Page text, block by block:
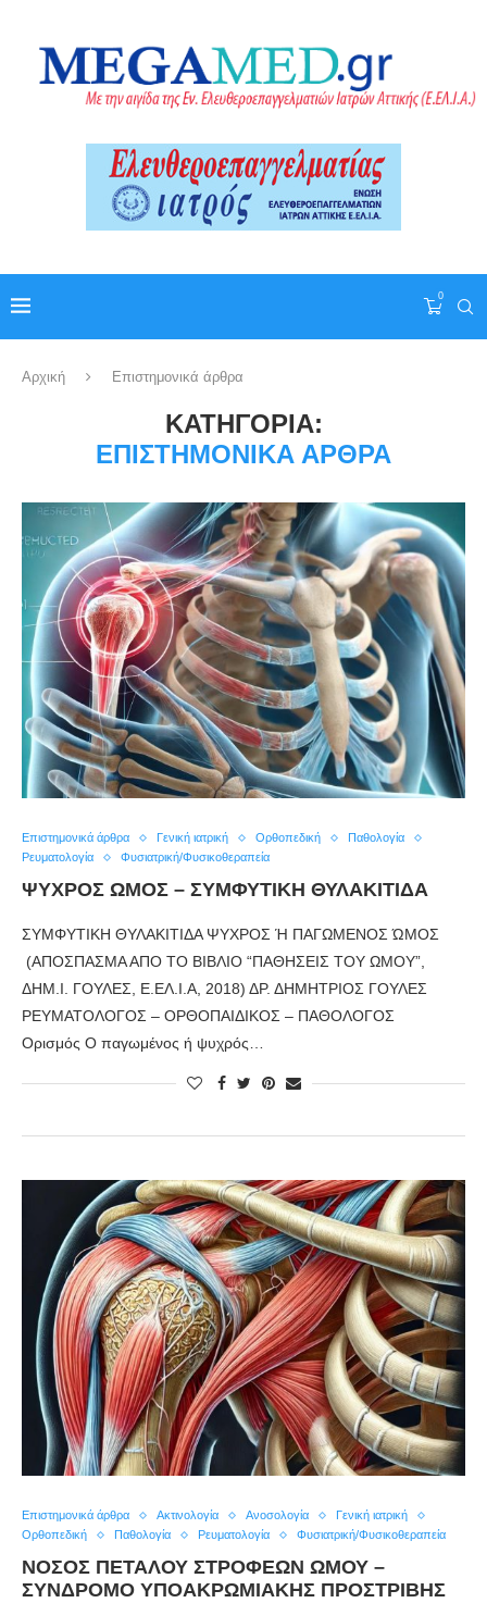
0
Αρχική Επιστημονικά άρθρα
ΚΑΤΗΓΟΡΊΑ:
ΕΠΙΣΤΗΜΟΝΙΚΆ ΆΡΘΡΑ
Επιστημονικά άρθρα Γενική ιατρική Ορθοπεδική
Παθολογία
Ρευματολογία
Φυσιατρική/Φυσικοθεραπεία
ΨΥΧΡΟΣ ΩΜΟΣ – ΣΥΜΦΥΤΙΚΗ ΘΥΛΑΚΙΤΙΔΑ
ΣΥΜΦΥΤΙΚΗ ΘΥΛΑΚΙΤΙΔΑ ΨΥΧΡΟΣ Ή ΠΑΓΩΜΕΝΟΣ ΏΜΟΣ
(ΑΠΟΣΠΑΣΜΑ ΑΠΟ ΤΟ ΒΙΒΛΙΟ “ΠΑΘΗΣΕΙΣ ΤΟΥ ΩΜΟΥ”,
ΔΗΜ.Ι. ΓΟΥΛΕΣ, Ε.ΕΛ.Ι.Α, 2018) ΔΡ. ΔΗΜΗΤΡΙΟΣ ΓΟΥΛΕΣ
ΡΕΥΜΑΤΟΛΟΓΟΣ – ΟΡΘΟΠΑΙΔΙΚΟΣ – ΠΑΘΟΛΟΓΟΣ
Ορισμός Ο παγωμένος ή ψυχρός…
Επιστημονικά άρθρα Ακτινολογία Ανοσολογία
Γενική ιατρική
Ορθοπεδική
Παθολογία Ρευματολογία Φυσιατρική/Φυσικοθεραπεία
ΝΟΣΟΣ ΠΕΤΑΛΟΥ ΣΤΡΟΦΕΩΝ ΩΜΟΥ –
ΣΥΝΔΡΟΜΟ ΥΠΟΑΚΡΩΜΙΑΚΗΣ ΠΡΟΣΤΡΙΒΗΣ